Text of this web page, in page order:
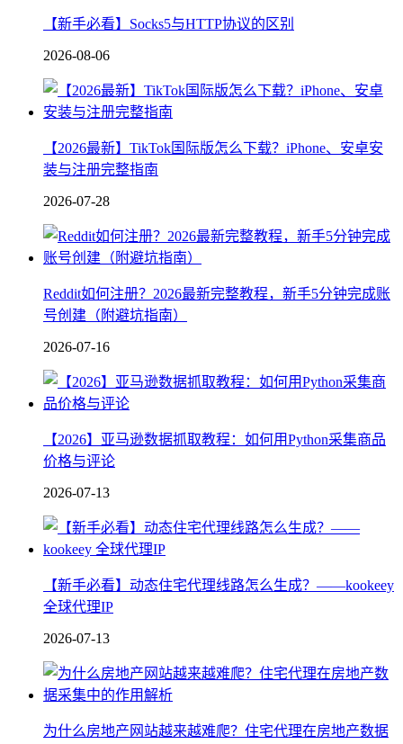
【新手必看】Socks5与HTTP协议的区别
2026-08-06
【2026最新】TikTok国际版怎么下载？iPhone、安卓安
装与注册完整指南
2026-07-28
Reddit如何注册？2026最新完整教程，新手5分钟完成账
号创建（附避坑指南）
2026-07-16
【2026】亚马逊数据抓取教程：如何用Python采集商品
价格与评论
2026-07-13
【新手必看】动态住宅代理线路怎么生成？——kookeey
全球代理IP
2026-07-13
为什么房地产网站越来越难爬？住宅代理在房地产数据